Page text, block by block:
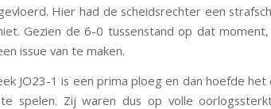
Hier had de scheidsrechter een
Gezien de 6-0 tussenstand op dat
issue van te maken.
JO23-1 is een prima ploeg en dan hoefde
spelen. Zij waren dus op volle